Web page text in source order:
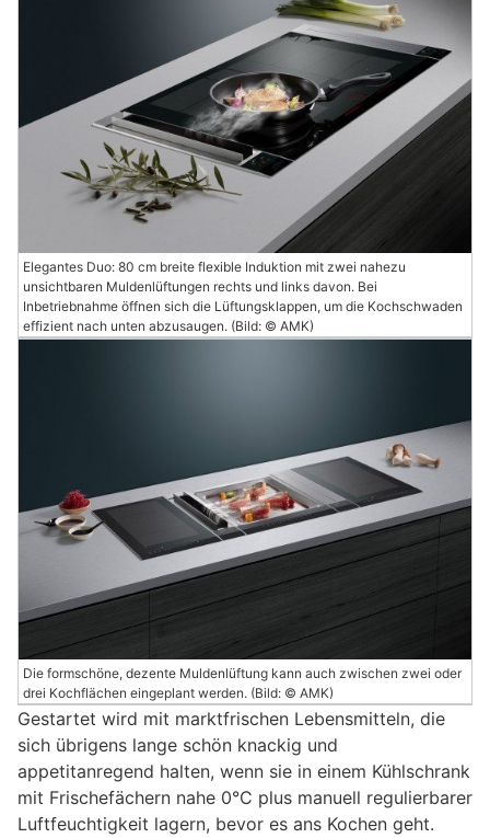
Elegantes Duo: 80 cm breite flexible Induktion mit zwei nahezu
unsichtbaren Muldenlüftungen rechts und links davon. Bei
Inbetriebnahme öffnen sich die Lüftungsklappen, um die Kochschwaden
effizient nach unten abzusaugen. (Bild: © AMK)
Die formschöne, dezente Muldenlüftung kann auch zwischen zwei oder
drei Kochflächen eingeplant werden. (Bild: © AMK)
Gestartet wird mit marktfrischen Lebensmitteln, die
sich übrigens lange schön knackig und
appetitanregend halten, wenn sie in einem Kühlschrank
mit Frischefächern nahe 0°C plus manuell regulierbarer
Luftfeuchtigkeit lagern, bevor es ans Kochen geht.